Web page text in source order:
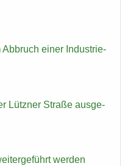
Ab­bruch einer In­dus­trie­
Lütz­ner Stra­ße aus­ge­
wer­den